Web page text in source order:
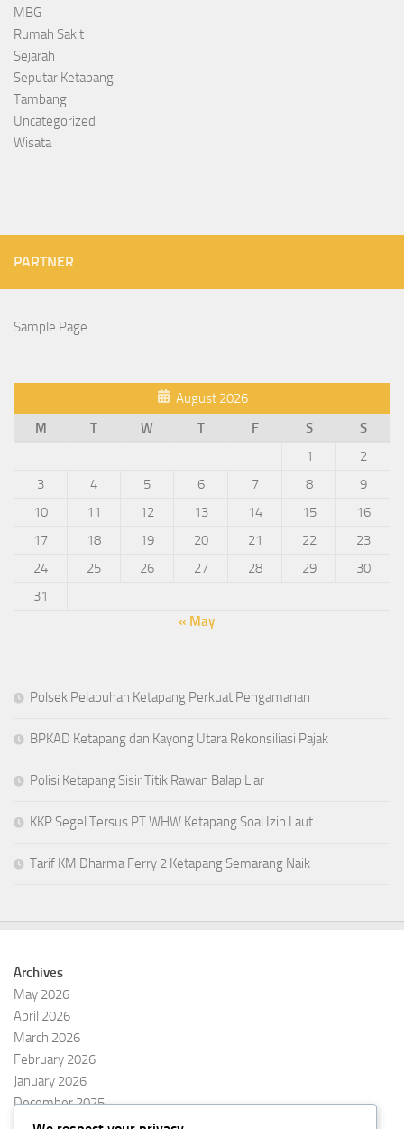
MBG
Rumah Sakit
Sejarah
Seputar Ketapang
Tambang
Uncategorized
Wisata
PARTNER
Sample Page
August 2026
M
T W T F S
S
1
2
3
4 5 6 7 8
9
10
11 12 13 14 15
16
17
18 19 20 21 22
23
24
25 26 27 28 29
30
31
« May
Polsek Pelabuhan Ketapang Perkuat Pengamanan
BPKAD Ketapang dan Kayong Utara Rekonsiliasi Pajak
Polisi Ketapang Sisir Titik Rawan Balap Liar
KKP Segel Tersus PT WHW Ketapang Soal Izin Laut
Tarif KM Dharma Ferry 2 Ketapang Semarang Naik
Archives
May 2026
April 2026
March 2026
February 2026
January 2026
December 2025
November 2025